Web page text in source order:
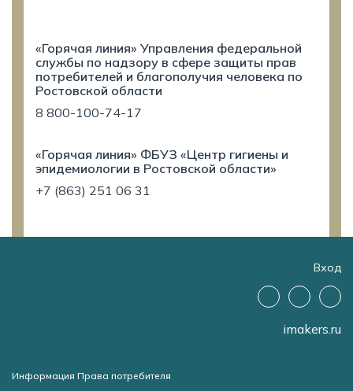
«Горячая линия» Управления федеральной
службы по надзору в сфере защиты прав
потребителей и благополучия человека по
Ростовской области
8 800-100-74-17
«Горячая линия» ФБУЗ «Центр гигиены и
эпидемиологии в Ростовской области»
+7 (863) 251 06 31
Информация Права потребителя
Вход
imakers.ru